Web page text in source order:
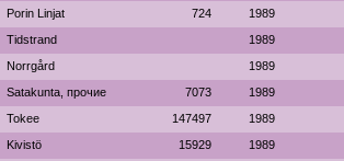
Porin Linjat 724 1989
Tidstrand 1989
Norrgård 1989
Satakunta, прочие 7073 1989
Tokee 147497 1989
Kivistö 15929 1989